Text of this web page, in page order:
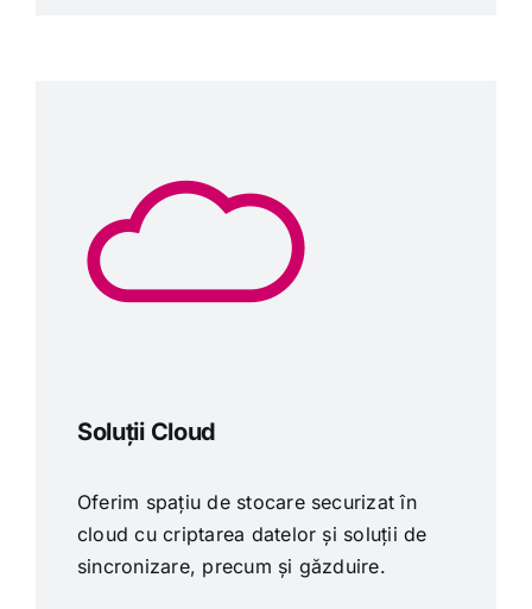
Soluții Cloud
Oferim spațiu de stocare securizat în
cloud cu criptarea datelor și soluții de
sincronizare, precum și găzduire.